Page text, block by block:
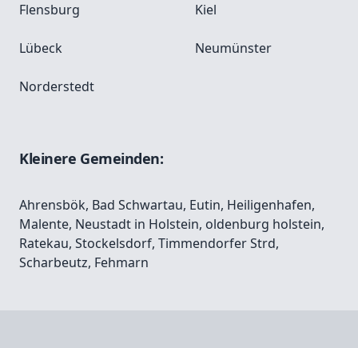
Flensburg Kiel
Lübeck Neumünster
Norderstedt
Kleinere Gemeinden:
Ahrensbök, Bad Schwartau, Eutin, Heiligenhafen,
Malente, Neustadt in Holstein, oldenburg holstein,
Ratekau, Stockelsdorf, Timmendorfer Strd,
Scharbeutz, Fehmarn